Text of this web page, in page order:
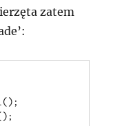
zatem